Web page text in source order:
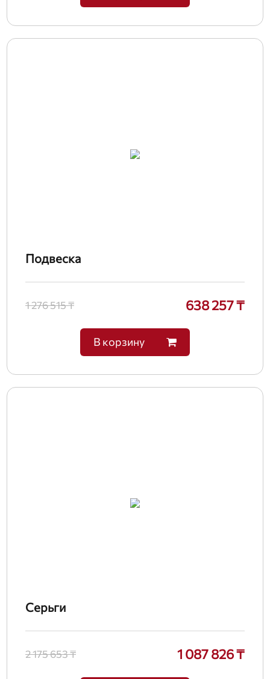
Подвеска
1 276 515 ₸ 638 257 ₸
В корзину
Серьги
2 175 653 ₸ 1 087 826 ₸